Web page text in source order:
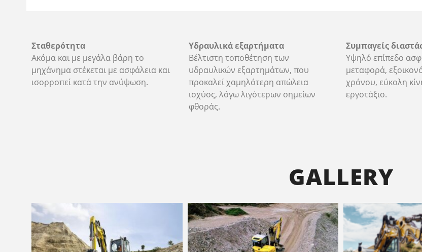
Σταθερότητα
Ακόμα και με μεγάλα βάρη το
μηχάνημα στέκεται με ασφάλεια και
ισορροπεί κατά την ανύψωση.
Υδραυλικά εξαρτήματα
Βέλτιστη τοποθέτηση των
υδραυλικών εξαρτημάτων, που
προκαλεί χαμηλότερη απώλεια
ισχύος, λόγω λιγότερων σημείων
φθοράς.
Συμπαγείς
Υψηλό επίπεδο
μεταφορά,
χρόνου, εύκολη
εργοτάξιο.
GALLERY